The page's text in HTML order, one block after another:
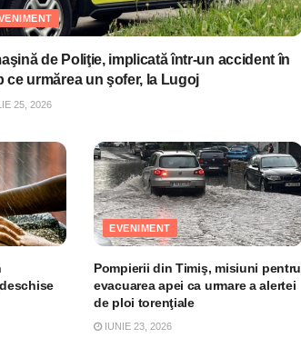
de Poliţie, implicată într-un accident în
ce urmărea un şofer, la Lugoj
25, 2026
EVENIMENT
Pompierii din Timiş, misiuni pentru
evacuarea apei ca urmare a alertei
de ploi torenţiale
IUNIE 23, 2026